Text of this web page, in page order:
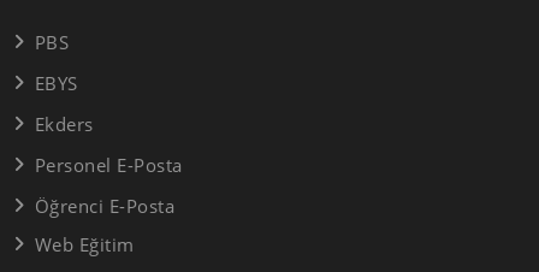
PBS
EBYS
Ekders
Personel E-Posta
Öğrenci E-Posta
Web Eğitim